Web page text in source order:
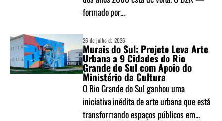
formado por...
26 de julho de 2026
Murais do Sul: Projeto Leva Arte
Urbana a 9 Cidades do Rio
Grande do Sul com Apoio do
Ministério da Cultura
O Rio Grande do Sul ganhou uma
iniciativa inédita de arte urbana que está
transformando espaços públicos em...